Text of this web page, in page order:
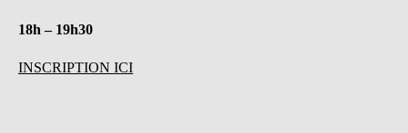
18h – 19h30
INSCRIPTION ICI